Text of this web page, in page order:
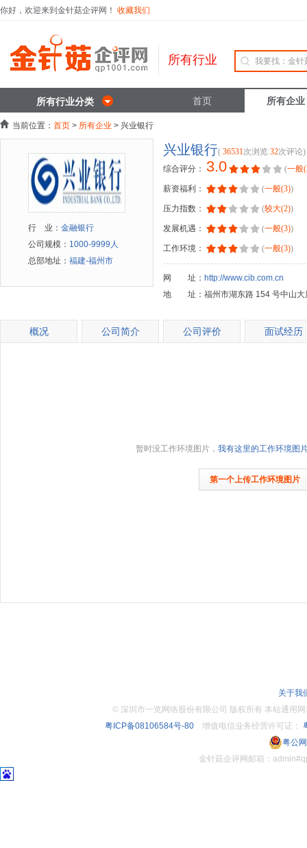
你好，欢迎来到金针菇企评网！ 收藏我们
所有行业
所有行业分类 首页 所有企业
当前位置： 首页 > 所有企业 > 兴业银行
行 业： 金融银行
公司规模： 1000-9999人
总部地址： 福建-福州市
兴业银行( 36531次浏览 32次评论)
综合评分：
3.0 (一般
薪资福利： (一般(3))
压力指数： (较大(2))
发展机遇： (一般(3))
工作环境： (一般(3))
网 址： http://www.cib.com.cn
地 址：福州市湖东路 154 号中山大
概况 公司简介 公司评价 面试经历
暂时没工作环境图片， 我有这里的工作环境图
第一个上传工作环境图片
关于我
© 深圳市一览网络股份有限公司 版权所有 本站通
粤ICP备08106584号-80增值电信业务经营许可证：
粤公
金针菇企评网邮箱：